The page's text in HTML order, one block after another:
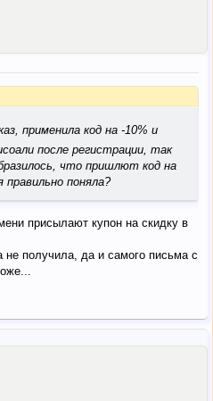
применила код на -10% и
после регистрации, так
что пришлют код на
поняла?
присылают купон на скидку в
не получила, да и самого письма с